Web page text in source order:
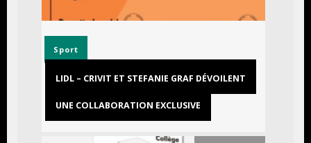
Sport
LIDL – CRIVIT ET STEFANIE GRAF DÉVOILENT
UNE COLLABORATION EXCLUSIVE